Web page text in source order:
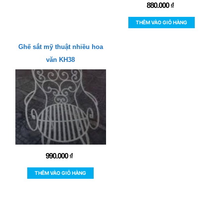
880.000₫
THÊM VÀO GIỎ HÀNG
Ghế sắt mỹ thuật nhiều hoa
văn KH38
990.000₫
THÊM VÀO GIỎ HÀNG